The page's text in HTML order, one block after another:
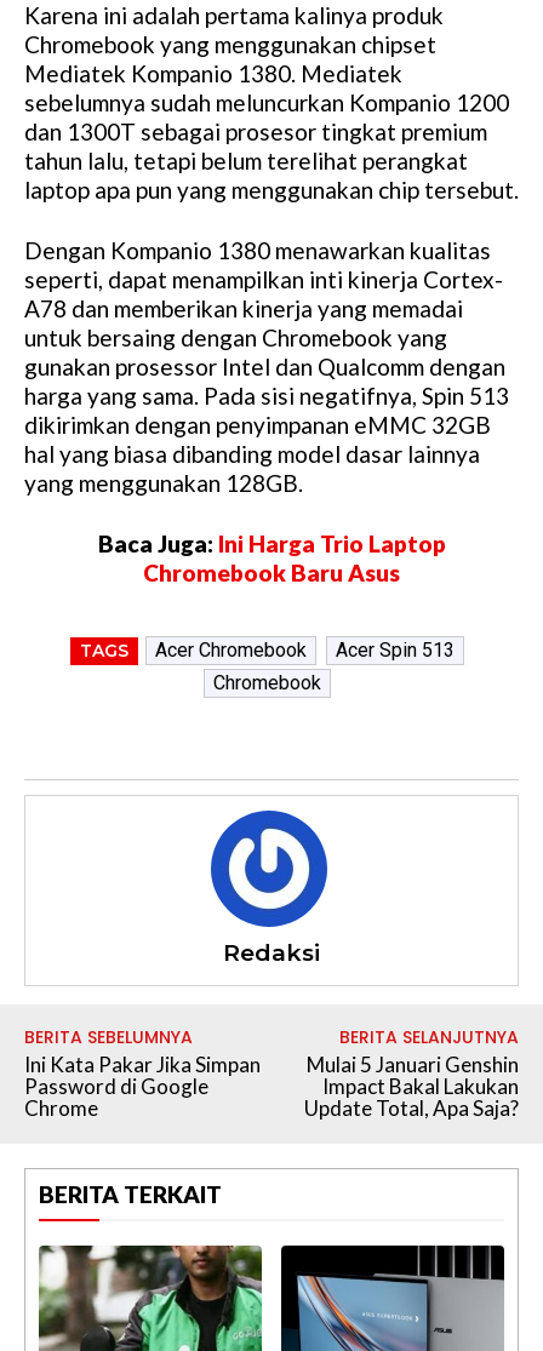
Karena ini adalah pertama kalinya produk
Chromebook yang menggunakan chipset
Mediatek Kompanio 1380. Mediatek
sebelumnya sudah meluncurkan Kompanio 1200
dan 1300T sebagai prosesor tingkat premium
tahun lalu, tetapi belum terelihat perangkat
laptop apa pun yang menggunakan chip tersebut.
Dengan Kompanio 1380 menawarkan kualitas
seperti, dapat menampilkan inti kinerja Cortex-
A78 dan memberikan kinerja yang memadai
untuk bersaing dengan Chromebook yang
gunakan prosessor Intel dan Qualcomm dengan
harga yang sama. Pada sisi negatifnya, Spin 513
dikirimkan dengan penyimpanan eMMC 32GB
hal yang biasa dibanding model dasar lainnya
yang menggunakan 128GB.
Baca Juga: Ini Harga Trio Laptop
Chromebook Baru Asus
TAGS Acer Chromebook
Acer Spin 513
Chromebook
Redaksi
BERITA SEBELUMNYA
Ini Kata Pakar Jika Simpan
Password di Google
Chrome
BERITA SELANJUTNYA
Mulai 5 Januari Genshin
Impact Bakal Lakukan
Update Total, Apa Saja?
BERITA TERKAIT